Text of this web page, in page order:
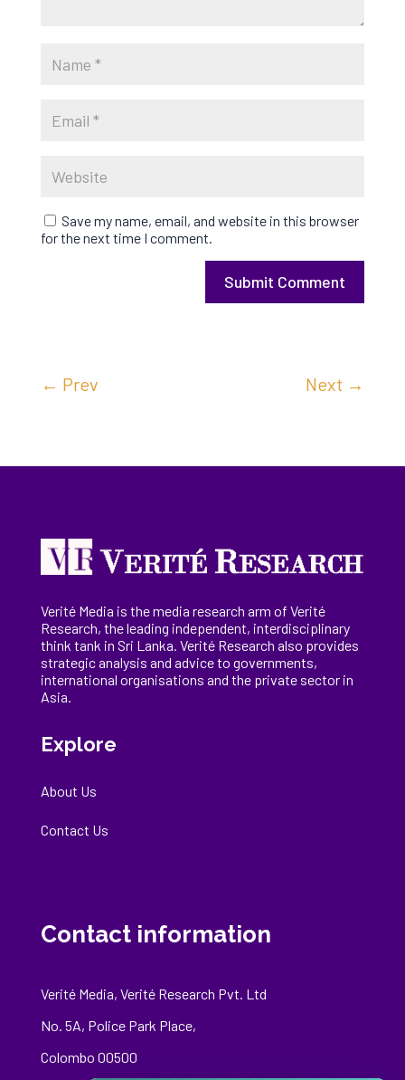
Save my name, email, and website in this browser
for the next time I comment.
Submit Comment
← Prev Next →
Verité Media is the media research arm of Verité
Research, theleading independent, interdisciplinary
think tank in Sri Lanka. Verité Research also provides
strategic analysis and advice to governments,
international organisations and the private sector in
Asia.
Explore
About Us
Contact Us
Contact information
Verité Media, Verité Research Pvt. Ltd
No. 5A, Police Park Place,
Colombo 00500